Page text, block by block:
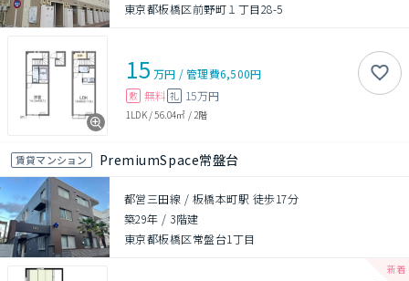
東京都板橋区前野町１丁目28-5
15 万円 /管理費6,500円
敷 無料 礼 15万円
1LDK/56.04㎡ / 2階
賃貸マンション PremiumSpace常盤台
都営三田線 / 板橋本町駅 徒歩17分
築29年 / 3階建
東京都板橋区常盤台1丁目